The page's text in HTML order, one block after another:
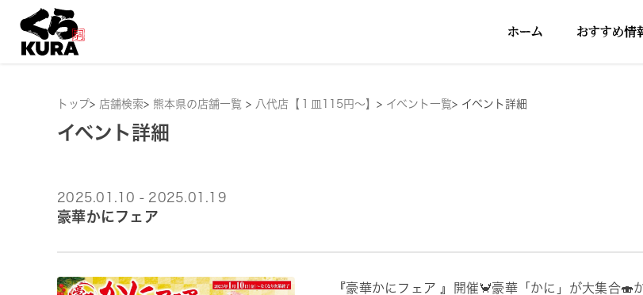
トップ> 店舗検索> 熊本県の店舗一覧 > 八代店【１皿115円～】 > イベント一覧> イベント詳細
イベント詳細
2025.01.10 - 2025.01.19
豪華かにフェア
『豪華かにフェア 』開催🦀豪華「かに」が大集合